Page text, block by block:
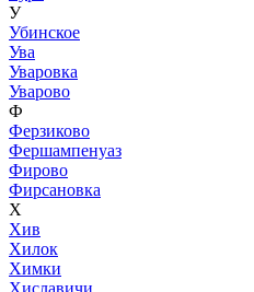
У
Убинское
Ува
Уваровка
Уварово
Ф
Ферзиково
Фершампенуаз
Фирово
Фирсановка
Х
Хив
Хилок
Химки
Хиславичи